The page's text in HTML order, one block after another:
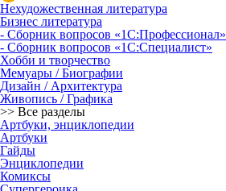
Нехудожественная литература
Бизнес литература
- Сборник вопросов «1С:Профессионал»
- Сборник вопросов «1С:Специалист»
Хобби и творчество
Мемуары / Биографии
Дизайн / Архитектура
Живопись / Графика
>> Все разделы
Артбуки, энциклопедии
Артбуки
Гайды
Энциклопедии
Комиксы